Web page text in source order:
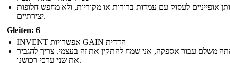
אופייניים לעסוק עם עמדות ברורות או מקוריות, ולא מחפש חלופות
יצירתיים.
Gleiten: 6
INVENT אפשרויות GAIN הדדית
משלם עבור אספקה, אני שמח להתקין את זה בעצמי. צריך להגביר
את שני ערכי רכושנו.